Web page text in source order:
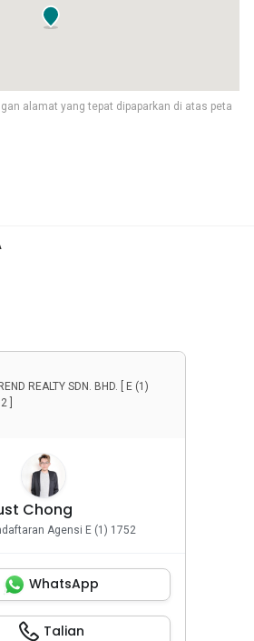
alamat yang tepat dipaparkan di atas peta
REALTY SDN. BHD. [ E (1)
]
Chong
Agensi E (1) 1752
WhatsApp
Talian